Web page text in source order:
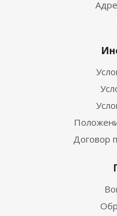
Договор